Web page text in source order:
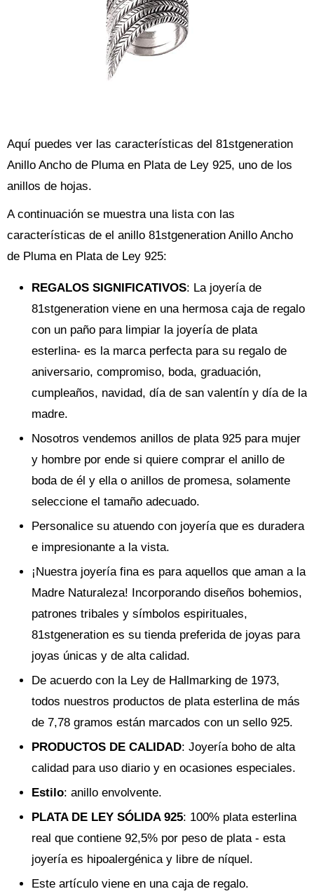
Aquí puedes ver las características del 81stgeneration
Anillo Ancho de Pluma en Plata de Ley 925, uno de los
anillos de hojas.
A continuación se muestra una lista con las
características de el anillo 81stgeneration Anillo Ancho
de Pluma en Plata de Ley 925:
REGALOS SIGNIFICATIVOS: La joyería de
81stgeneration viene en una hermosa caja de regalo
con un paño para limpiar la joyería de plata
esterlina- es la marca perfecta para su regalo de
aniversario, compromiso, boda, graduación,
cumpleaños, navidad, día de san valentín y día de la
madre.
Nosotros vendemos anillos de plata 925 para mujer
y hombre por ende si quiere comprar el anillo de
boda de él y ella o anillos de promesa, solamente
seleccione el tamaño adecuado.
Personalice su atuendo con joyería que es duradera
e impresionante a la vista.
¡Nuestra joyería fina es para aquellos que aman a la
Madre Naturaleza! Incorporando diseños bohemios,
patrones tribales y símbolos espirituales,
81stgeneration es su tienda preferida de joyas para
joyas únicas y de alta calidad.
De acuerdo con la Ley de Hallmarking de 1973,
todos nuestros productos de plata esterlina de más
de 7,78 gramos están marcados con un sello 925.
PRODUCTOS DE CALIDAD: Joyería boho de alta
calidad para uso diario y en ocasiones especiales.
Estilo: anillo envolvente.
PLATA DE LEY SÓLIDA 925: 100% plata esterlina
real que contiene 92,5% por peso de plata - esta
joyería es hipoalergénica y libre de níquel.
Este artículo viene en una caja de regalo.